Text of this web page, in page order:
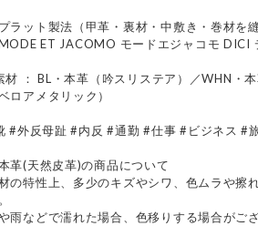
ラット製法（甲革・裏材・中敷き・巻材を
ET JACOMO モードエジャコモ DICI
材 ： BL・本革（吟スリステア）／WHN・
ベロアメタリック）
#外反母趾 #内反 #通勤 #仕事 #ビジネス #
革(天然皮革)の商品について
の特性上、多少のキズやシワ、色ムラや擦
雨などで濡れた場合、色移りする場合がご